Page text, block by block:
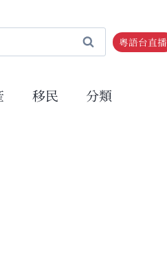
粵語台直播
移民 分類